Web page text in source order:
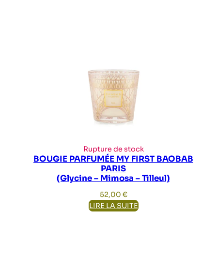
Rupture de stock
BOUGIE PARFUMÉE MY FIRST BAOBAB
PARIS
(Glycine – Mimosa – Tilleul)
52,00 €
LIRE LA SUITE